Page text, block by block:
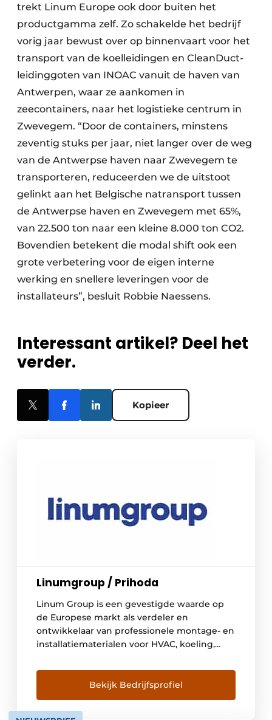
trekt Linum Europe ook door buiten het
productgamma zelf. Zo schakelde het bedrijf
vorig jaar bewust over op binnenvaart voor het
transport van de koelleidingen en CleanDuct-
leidinggoten van INOAC vanuit de haven van
Antwerpen, waar ze aankomen in
zeecontainers, naar het logistieke centrum in
Zwevegem. “Door de containers, minstens
zeventig stuks per jaar, niet langer over de weg
van de Antwerpse haven naar Zwevegem te
transporteren, reduceerden we de uitstoot
gelinkt aan het Belgische natransport tussen
de Antwerpse haven en Zwevegem met 65%,
van 22.500 ton naar een kleine 8.000 ton CO2.
Bovendien betekent die modal shift ook een
grote verbetering voor de eigen interne
werking en snellere leveringen voor de
installateurs”, besluit Robbie Naessens.
Interessant artikel? Deel het
verder.
Kopieer
Linumgroup / Prihoda
Linum Group is een gevestigde waarde op
de Europese markt als verdeler en
ontwikkelaar van professionele montage- en
installatiematerialen voor HVAC, koeling,
horeca-en winkelinrichting en intralogistiek.
Bekijk Bedrijfsprofiel